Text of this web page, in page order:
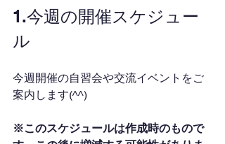
1.今週の開催スケジュー
ル
今週開催の自習会や交流イベントをご
案内します(^^)
※このスケジュールは作成時のもので